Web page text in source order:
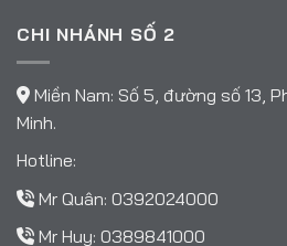
CHI NHÁNH SỐ 2
Miền Nam: Số 5, đường số 13,
Minh.
Hotline:
Mr Quân: 0392024000
Mr Huy: 0389841000